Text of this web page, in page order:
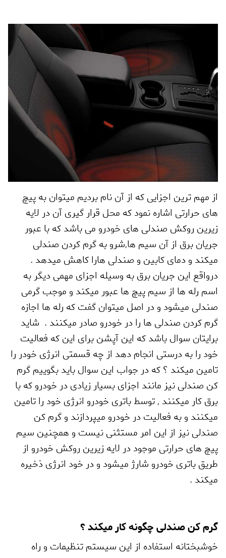
از مهم ترین اجزایی که از آن نام بردیم میتوان به پیچ
های حرارتی اشاره نمود که محل قرار گیری آن در لایه
زیرین روکش صندلی های خودرو می باشد که با عبور
جریان برق از آن سیم ها,شرو به گرم کردن صندلی
میکند و دمای کابین و صندلی هارا کاهش میدهد .
درواقع این جریان برق به وسیله اجزای مهمی دیگر به
اسم رله ها از سیم پیچ ها عبور میکند و موجب گرمی
صندلی میشود و در اصل میتوان گفت که رله ها اجازه
گرم کردن صندلی ها را در خودرو صادر میکنند . شاید
برایتان سوال باشد که این آپشن برای این که فعالیت
خود را به درستی انجام دهد از چه قسمتی انرژی خودر را
تامین میکند ؟ که در جواب این سوال باید بگوییم گرم
کن صندلی نیز مانند اجزای بسیار زیادی در خودرو که با
برق کار میکنند ,توسط باتری خودرو انرژی خود را تامین
میکنند و به فعالیت در خودرو میپردازند و گرم کن
صندلی نیز از این امر مستثنی نیست و همچنین سیم
پیچ های حرارتی موجود در لایه زیرین روکش خودرو از
طریق باتری خودرو شارژ میشود و در خود انرژی ذخیره
میکند .
گرم کن صندلی چگونه کار میکند ؟
خوشبختانه استفاده از این سیستم تنظیمات و راه